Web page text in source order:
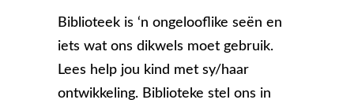
Biblioteek is ‘n ongelooflike seën en
iets wat ons dikwels moet gebruik.
Lees help jou kind met sy/haar
ontwikkeling. Biblioteke stel ons in